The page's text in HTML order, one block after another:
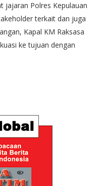
jajaran Polres Kepulauan
terkait dan juga
Kapal KM Raksasa
ke tujuan dengan